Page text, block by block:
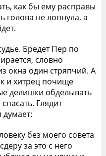
как бы ему расправы
голова не лопнула, а
Бредет Пер по
словно
окна один стряпчий. А
и хитрец почище
делишки обделывать
Глядит
без моего совета
за это с него